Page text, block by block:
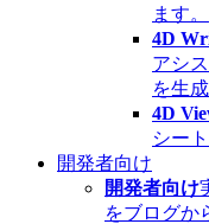
ます。
4D
アシ
を生
4D
シー
開発者向け
開発者向け
をブログか